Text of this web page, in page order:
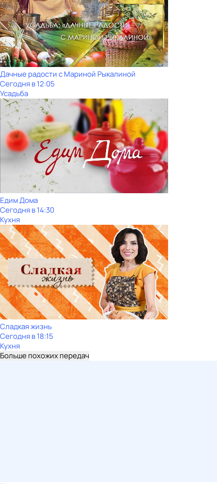
Дачные радости с Мариной Рыкалиной
Сегодня в 12:05
Усадьба
Едим Дома
Сегодня в 14:30
Кухня
Сладкая жизнь
Сегодня в 18:15
Кухня
Больше похожих передач